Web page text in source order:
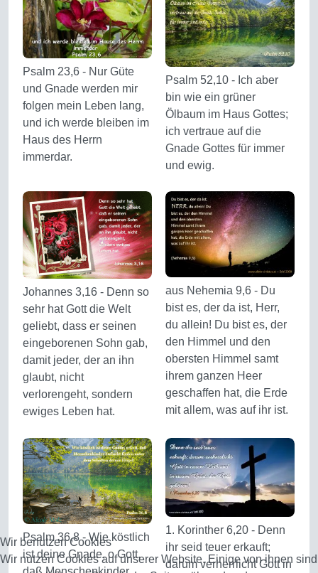
Psalm 23,6 - Nur Güte
und Gnade werden mir
folgen mein Leben lang,
und ich werde bleiben im
Haus des Herrn
immerdar.
Psalm 52,10 - Ich aber
bin wie ein grüner
Ölbaum im Haus Gottes;
ich vertraue auf die
Gnade Gottes für immer
und ewig.
Johannes 3,16 - Denn so
sehr hat Gott die Welt
geliebt, dass er seinen
eingeborenen Sohn gab,
damit jeder, der an ihn
glaubt, nicht
verlorengeht, sondern
ewiges Leben hat.
aus Nehemia 9,6 - Du
bist es, der da ist, Herr,
du allein! Du bist es, der
den Himmel und den
obersten Himmel samt
ihrem ganzen Heer
geschaffen hat, die Erde
mit allem, was auf ihr ist.
Psalm 36,8 - Wie köstlich
ist deine Gnade, o Gott,
1. Korinther 6,20 - Denn
ihr seid teuer erkauft;
darum verherrlicht Gott in
Wir benutzen Cookies
Wir nutzen Cookies auf unserer Website. Einige von ihnen sind